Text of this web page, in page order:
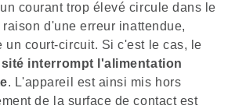
courant trop élevé circule dans le
d'une erreur inattendue,
un court-circuit. Si c'est le cas, le
interrompt l'alimentation
. L'appareil est ainsi mis hors
de la surface de contact est